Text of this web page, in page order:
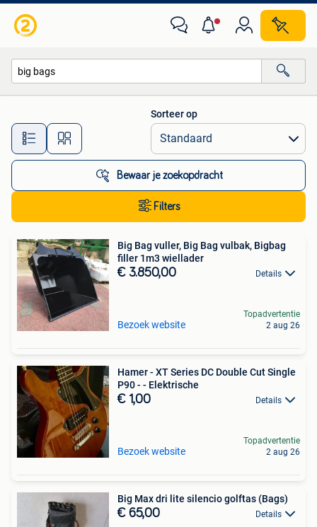
Alle afstanden…
Sorteer op
Bewaar je zoekopdracht
Filters
Big Bag vuller, Big Bag vulbak, Bigbag
filler 1m3 wiellader
€ 3.850,00 Details
Bezoek website
Topadvertentie
2 aug 26
Hamer - XT Series DC Double Cut Single
P90 - - Elektrische
€ 1,00 Details
Bezoek website
Topadvertentie
2 aug 26
Big Max dri lite silencio golftas (Bags)
€ 65,00 Details